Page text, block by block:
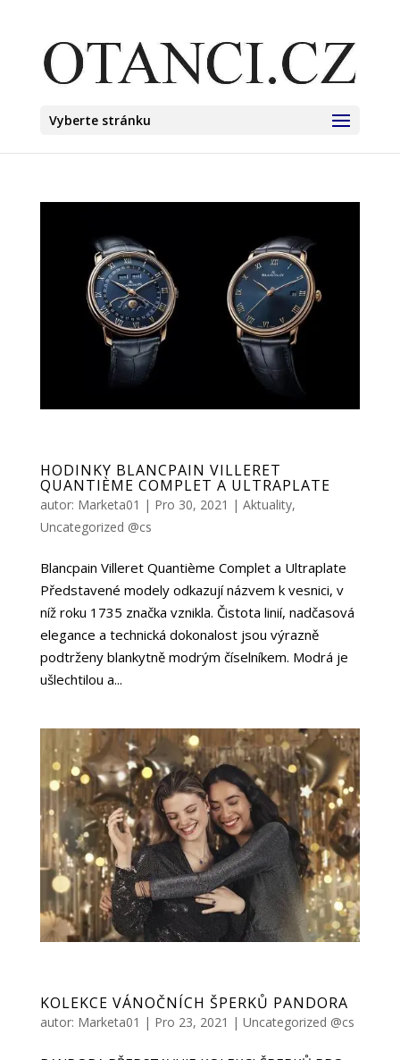
Vyberte stránku
HODINKY BLANCPAIN VILLERET
QUANTIÈME COMPLET A ULTRAPLATE
autor: Marketa01 | Pro 30, 2021 | Aktuality,
Uncategorized @cs
Blancpain Villeret Quantième Complet a Ultraplate
Představené modely odkazují názvem k vesnici, v
níž roku 1735 značka vznikla. Čistota linií, nadčasová
elegance a technická dokonalost jsou výrazně
podtrženy blankytně modrým číselníkem. Modrá je
ušlechtilou a...
KOLEKCE VÁNOČNÍCH ŠPERKŮ PANDORA
autor: Marketa01 | Pro 23, 2021 | Uncategorized @cs